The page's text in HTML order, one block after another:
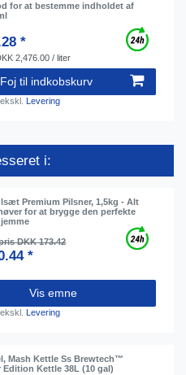
for at bestemme indholdet af
*
2,476.00 / liter
Foj til indkobskurv
ekskl. Levering
i:
Premium Pilsner, 1,5kg - Alt
for at brygge den perfekte
DKK 173.42
*
Vis emne
ekskl. Levering
Mash Kettle Ss Brewtech™
Edition Kettle 38L (10 gal)